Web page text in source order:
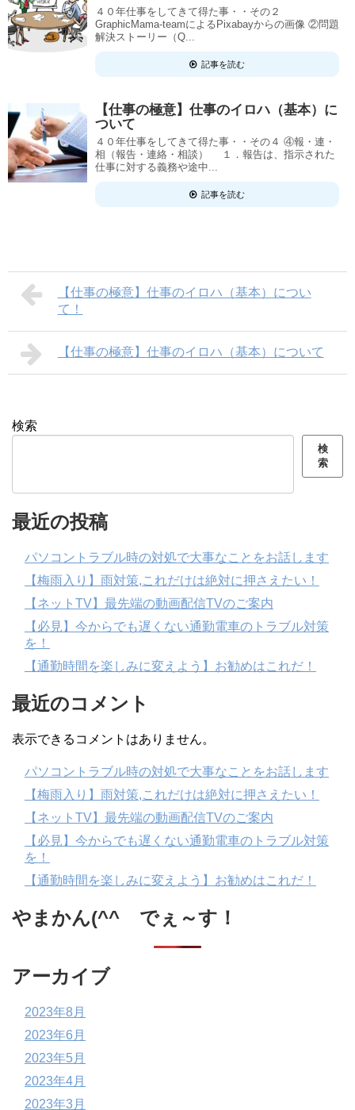
４０年仕事をしてきて得た事・・その２
GraphicMama-teamによるPixabayからの画像 ②問題
解決ストーリー（Q...
記事を読む
【仕事の極意】仕事のイロハ（基本）に
ついて
４０年仕事をしてきて得た事・・その４ ④報・連・
相（報告・連絡・相談） １．報告は、指示された
仕事に対する義務や途中...
記事を読む
【仕事の極意】仕事のイロハ（基本）につい
て！
【仕事の極意】仕事のイロハ（基本）について
検索
検
索
最近の投稿
パソコントラブル時の対処で大事なことをお話します
【梅雨入り】雨対策,これだけは絶対に押さえたい！
【ネットTV】最先端の動画配信TVのご案内
【必見】今からでも遅くない通勤電車のトラブル対策
を！
【通勤時間を楽しみに変えよう】お勧めはこれだ！
最近のコメント
表示できるコメントはありません。
パソコントラブル時の対処で大事なことをお話します
【梅雨入り】雨対策,これだけは絶対に押さえたい！
【ネットTV】最先端の動画配信TVのご案内
【必見】今からでも遅くない通勤電車のトラブル対策
を！
【通勤時間を楽しみに変えよう】お勧めはこれだ！
やまかん(^^ゞでぇ～す！
アーカイブ
2023年8月
2023年6月
2023年5月
2023年4月
2023年3月